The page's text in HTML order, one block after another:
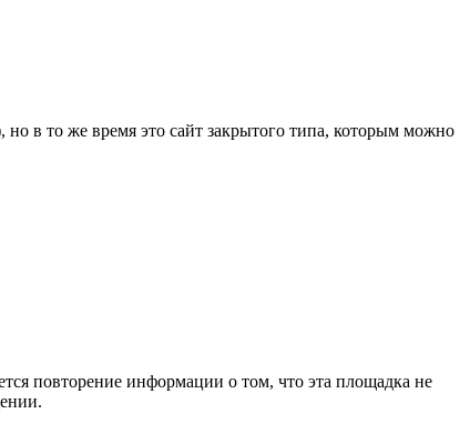
но в то же время это сайт закрытого типа, которым можно
повторение информации о том, что эта площадка не